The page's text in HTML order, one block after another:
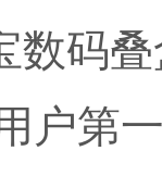
数码
户第